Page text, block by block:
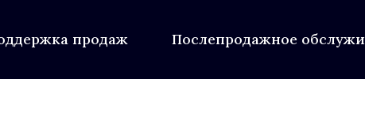
продаж Послепродажное